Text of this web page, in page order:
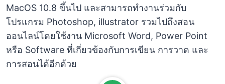
MacOS 10.8 ขึ้นไป และสามารถทำงานร่วมกับ
โปรแกรม Photoshop, illustrator รวมไปถึงสอน
ออนไลน์โดยใช้งาน Microsoft Word, Power Point
หรือ Software ที่เกี่ยวข้องกับการเขียน การวาด และ
การสอนได้อีกด้วย